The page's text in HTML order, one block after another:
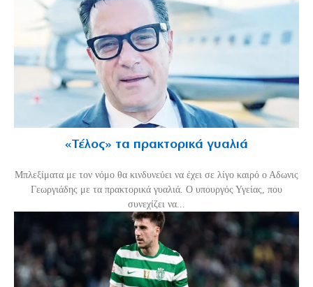
«Τέλος» τα πρακτορικά γυαλιά
Μπλεξίματα με τον νόμο θα κινδυνεύει να έχει σε λίγο καιρό ο Αδωνις
Γεωργιάδης με τα πρακτορικά γυαλιά. Ο υπουργός Υγείας, που
συνεχίζει να...